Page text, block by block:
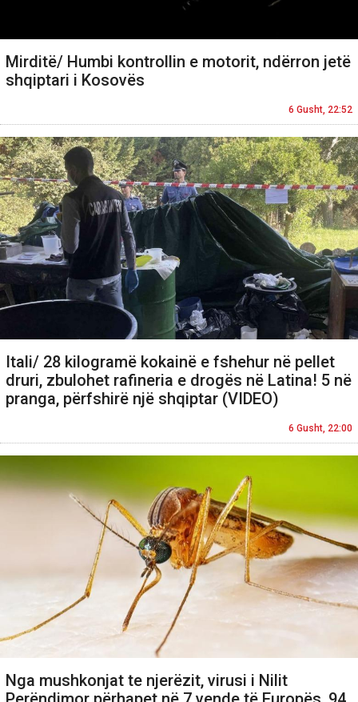
Mirditë/ Humbi kontrollin e motorit, ndërron jetë
shqiptari i Kosovës
6 Gusht, 22:52
Itali/ 28 kilogramë kokainë e fshehur në pellet
druri, zbulohet rafineria e drogës në Latina! 5 në
pranga, përfshirë një shqiptar (VIDEO)
6 Gusht, 22:00
Nga mushkonjat te njerëzit, virusi i Nilit